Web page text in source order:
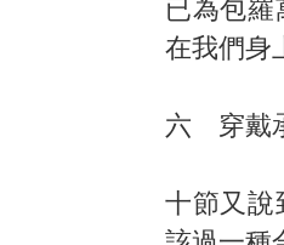
已為包
在我們身
六 穿戴
十節又說